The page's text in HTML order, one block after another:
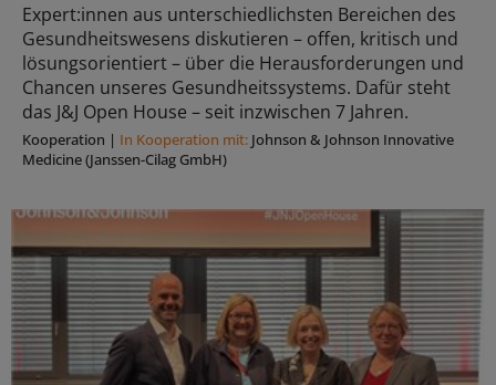
Expert:innen aus unterschiedlichsten Bereichen des
Gesundheitswesens diskutieren – offen, kritisch und
lösungsorientiert – über die Herausforderungen und
Chancen unseres Gesundheitssystems. Dafür steht
das J&J Open House – seit inzwischen 7 Jahren.
Kooperation | In Kooperation mit: Johnson & Johnson Innovative
Medicine (Janssen-Cilag GmbH)